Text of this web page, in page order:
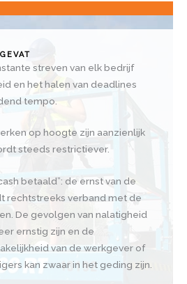
streven van elk bedrijf
en het halen van deadlines
tempo.
op hoogte zijn aanzienlijk
steeds restrictiever.
betaald”: de ernst van de
rechtstreeks verband met de
De gevolgen van nalatigheid
ernstig zijn en de
van de werkgever of
kan zwaar in het geding zijn.